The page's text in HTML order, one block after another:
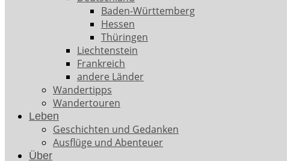
Baden-Württemberg
Hessen
Thüringen
Liechtenstein
Frankreich
andere Länder
Wandertipps
Wandertouren
Leben
Geschichten und Gedanken
Ausflüge und Abenteuer
Über